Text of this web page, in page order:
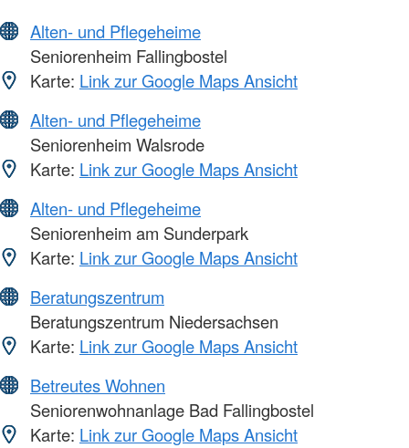
Alten- und Pflegeheime
Seniorenheim Fallingbostel
Karte: Link zur Google Maps Ansicht
Alten- und Pflegeheime
Seniorenheim Walsrode
Karte: Link zur Google Maps Ansicht
Alten- und Pflegeheime
Seniorenheim am Sunderpark
Karte: Link zur Google Maps Ansicht
Beratungszentrum
Beratungszentrum Niedersachsen
Karte: Link zur Google Maps Ansicht
Betreutes Wohnen
Seniorenwohnanlage Bad Fallingbostel
Karte: Link zur Google Maps Ansicht